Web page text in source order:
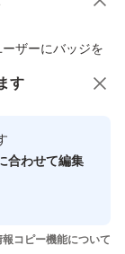
ザーにバッジを
ーです
績があります
への質問
す
合わせて編集
報コピー機能について